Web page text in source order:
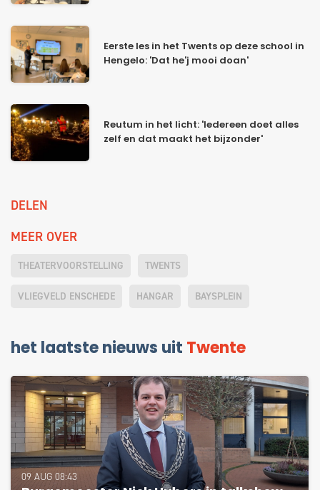
Eerste les in het Twents op deze school in
Hengelo: 'Dat he'j mooi doan'
Reutum in het licht: 'Iedereen doet alles
zelf en dat maakt het bijzonder'
DELEN
MEER OVER
THEATERVOORSTELLING TWENTS
VLIEGVELD ENSCHEDE HANGAR BAYSPLEIN
het laatste nieuws uit Twente
09 AUG 08:43